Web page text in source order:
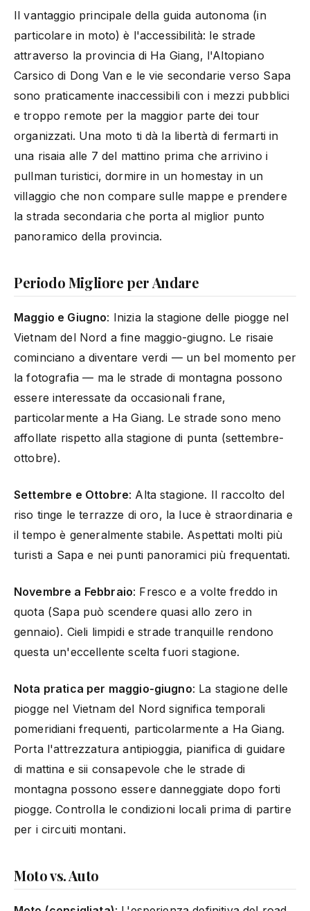
Il vantaggio principale della guida autonoma (in
particolare in moto) è l'accessibilità: le strade
attraverso la provincia di Ha Giang, l'Altopiano
Carsico di Dong Van e le vie secondarie verso Sapa
sono praticamente inaccessibili con i mezzi pubblici
e troppo remote per la maggior parte dei tour
organizzati. Una moto ti dà la libertà di fermarti in
una risaia alle 7 del mattino prima che arrivino i
pullman turistici, dormire in un homestay in un
villaggio che non compare sulle mappe e prendere
la strada secondaria che porta al miglior punto
panoramico della provincia.
Periodo Migliore per Andare
Maggio e Giugno: Inizia la stagione delle piogge nel
Vietnam del Nord a fine maggio-giugno. Le risaie
cominciano a diventare verdi — un bel momento per
la fotografia — ma le strade di montagna possono
essere interessate da occasionali frane,
particolarmente a Ha Giang. Le strade sono meno
affollate rispetto alla stagione di punta (settembre-
ottobre).
Settembre e Ottobre: Alta stagione. Il raccolto del
riso tinge le terrazze di oro, la luce è straordinaria e
il tempo è generalmente stabile. Aspettati molti più
turisti a Sapa e nei punti panoramici più frequentati.
Novembre a Febbraio: Fresco e a volte freddo in
quota (Sapa può scendere quasi allo zero in
gennaio). Cieli limpidi e strade tranquille rendono
questa un'eccellente scelta fuori stagione.
Nota pratica per maggio-giugno: La stagione delle
piogge nel Vietnam del Nord significa temporali
pomeridiani frequenti, particolarmente a Ha Giang.
Porta l'attrezzatura antipioggia, pianifica di guidare
di mattina e sii consapevole che le strade di
montagna possono essere danneggiate dopo forti
piogge. Controlla le condizioni locali prima di partire
per i circuiti montani.
Moto vs. Auto